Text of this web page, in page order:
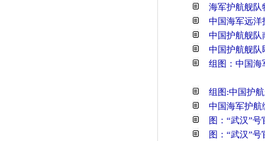
海军护航舰队
中国海军远洋
中国护航舰队
中国护航舰队
组图：中国海
组图:中国护
中国海军护航
图：“武汉”
图：“武汉”